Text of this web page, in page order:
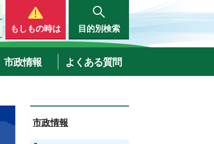
もしもの時は 目的別検索
市政情報 よくある質問
市政情報